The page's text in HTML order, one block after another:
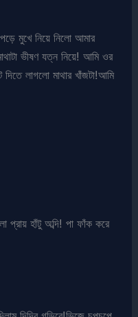
মুখে নিয়ে নিলো আমার
ভীষণ যত্ন নিয়ে! আমি ওর
দিতে লাগলো মাথার খাঁজটা!আমি
প্রায় হাঁটু অব্দি! পা ফাঁক করে